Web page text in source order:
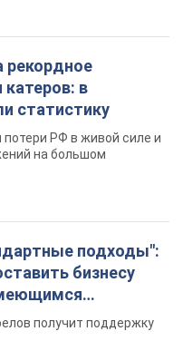
подходы":
бизнесу
получит поддержку